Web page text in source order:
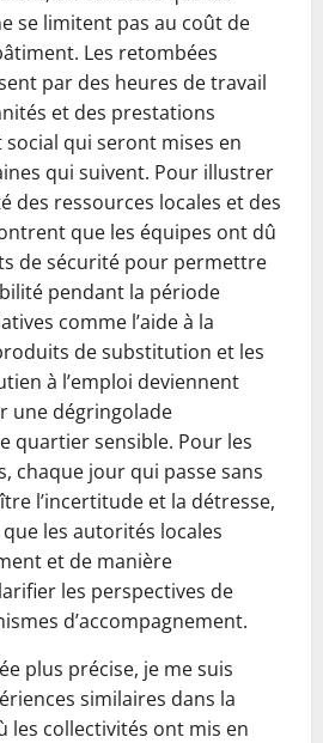
se limitent pas au coût de
Les retombées
par des heures de travail
et des prestations
social qui seront mises en
qui suivent. Pour illustrer
des ressources locales et des
que les équipes ont dû
de sécurité pour permettre
pendant la période
comme l’aide à la
de substitution et les
à l’emploi deviennent
une dégringolade
quartier sensible. Pour les
chaque jour qui passe sans
l’incertitude et la détresse,
les autorités locales
et de manière
les perspectives de
d’accompagnement.
plus précise, je me suis
similaires dans la
les collectivités ont mis en